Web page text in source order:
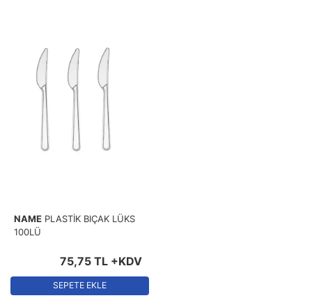
NAME PLASTİK BIÇAK LÜKS
100LÜ
75,75 TL +KDV
SEPETE EKLE